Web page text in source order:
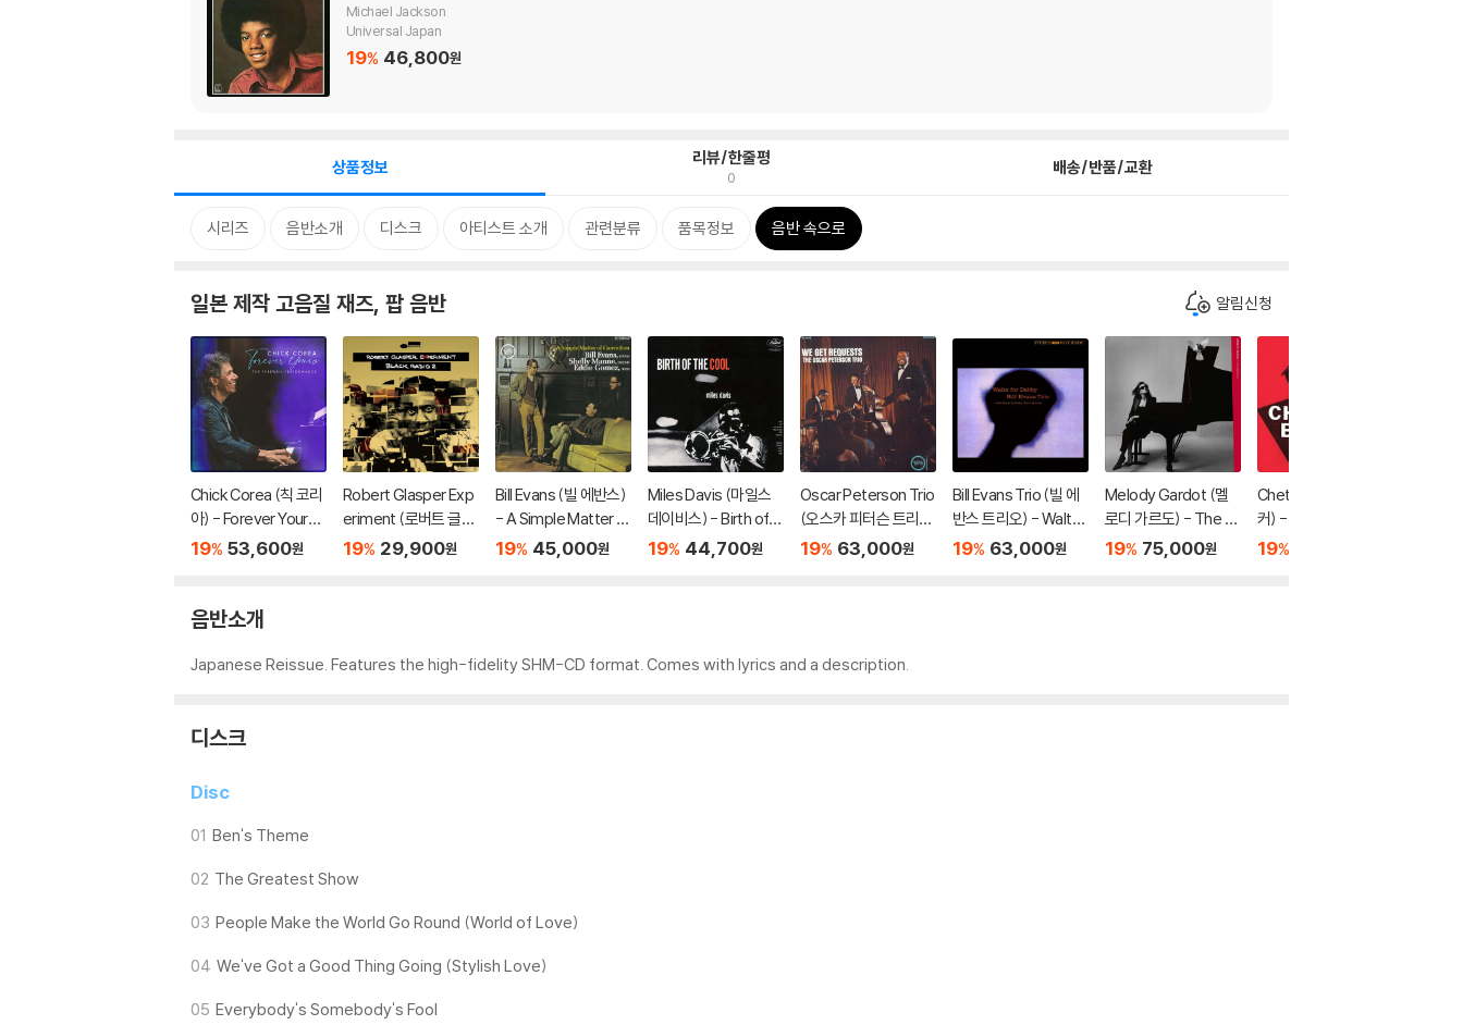
Michael Jackson
Universal Japan
19% 46,800원
상품정보 리뷰/한줄평
0 배송/반품/교환
시리즈 음반소개 디스크 아티스트 소개 관련분류 품목정보 음반 속으로
일본 제작 고음질 재즈, 팝 음반 알림신청
Chick Corea (칙 코리
아) - Forever Yours -
The Farewell Perfor
19% 53,600원
Robert Glasper Exp
eriment (로버트 글래
스퍼 익스페리먼트) -
19% 29,900원
Bill Evans (빌 에반스)
- A Simple Matter O
f Conviction [UHQC
19% 45,000원
Miles Davis (마일스
데이비스) - Birth of t
he Cool [UHQ-CD]
19% 44,700원
Oscar Peterson Trio
(오스카 피터슨 트리
오) - We Get Reque
19% 63,000원
Bill Evans Trio (빌 에
반스 트리오) - Waltz
For Debby [SHM-C
19% 63,000원
Melody Gardot (멜
로디 가르도) - The Es
sential
19% 75,000원
Chet Baker (쳇 베이
커) - Chet Baker Sin
gs
19%
음반소개
Japanese Reissue. Features the high-fidelity SHM-CD format. Comes with lyrics and a description.
디스크
Disc
01 Ben's Theme
02 The Greatest Show
03 People Make the World Go Round (World of Love)
04 We've Got a Good Thing Going (Stylish Love)
05 Everybody's Somebody's Fool